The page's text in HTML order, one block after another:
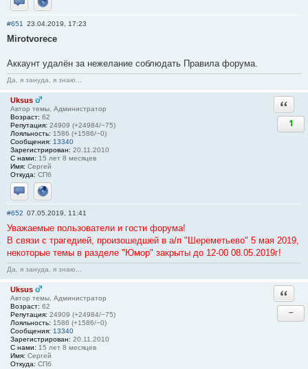
Отправить личное сообщение
Сайт
#651 23.04.2019, 17:23
Mirotvorece
Аккаунт удалён за нежелание соблюдать Правила форума.
Да, я зануда, я знаю...
Uksus
Автор темы, Администратор
Возраст: 62
Репутация: 24909 (+24984/−75)
Лояльность: 1586 (+1586/−0)
Сообщения: 13340
Зарегистрирован: 20.11.2010
С нами: 15 лет 8 месяцев
Имя: Сергей
Откуда: СПб
Отправить личное сообщение
Сайт
1
#652 07.05.2019, 11:41
Уважаемые пользователи и гости форума!
В связи с трагедией, произошедшей в а/п "Шереметьево" 5 мая 2019,
некоторые темы в разделе "Юмор" закрыты до 12-00 08.05.2019г!
Да, я зануда, я знаю...
Uksus
Автор темы, Администратор
Возраст: 62
Репутация: 24909 (+24984/−75)
Лояльность: 1586 (+1586/−0)
Сообщения: 13340
Зарегистрирован: 20.11.2010
С нами: 15 лет 8 месяцев
Имя: Сергей
Откуда: СПб
−